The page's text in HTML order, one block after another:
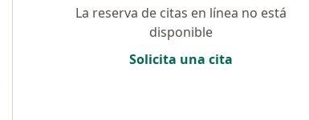
La reserva de citas en línea no está
disponible
Solicita una cita